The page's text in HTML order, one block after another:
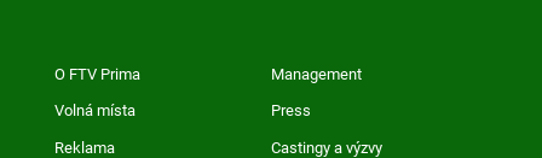
O FTV Prima Management
Volná místa Press
Reklama Castingy a výzvy